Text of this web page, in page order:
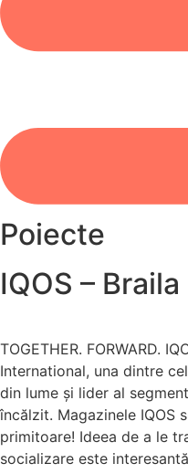
Poiecte
IQOS –
TOGETHER. FORWARD.
International, una dintre
din lume și lider al
încălzit. Magazinele IQOS
primitoare! Ideea de a le
socializare este